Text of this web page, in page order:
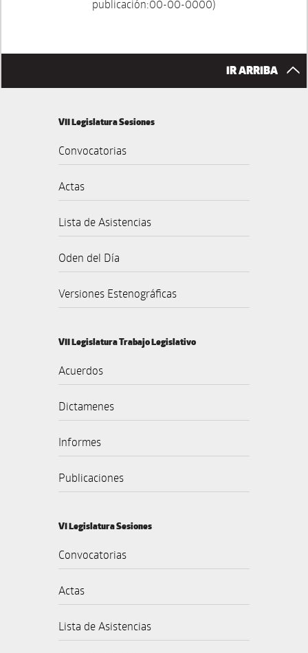
publicación:00-00-0000)
IR ARRIBA
VII Legislatura Sesiones
Convocatorias
Actas
Lista de Asistencias
Oden del Día
Versiones Estenográficas
VII Legislatura Trabajo Legislativo
Acuerdos
Dictamenes
Informes
Publicaciones
VI Legislatura Sesiones
Convocatorias
Actas
Lista de Asistencias